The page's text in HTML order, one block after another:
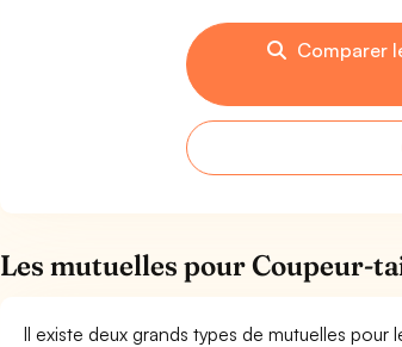
Comparer
Les mutuelles pour Coupeur-
Il existe deux grands types de mutuelles